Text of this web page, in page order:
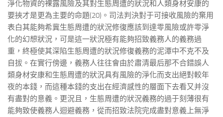
淨化物資的裸露風險及其對生態周遭的狀況和人類身材安康的
要挾才是更為主要的命題(20)。司法判決對于可接收風險的棄用
表白其能夠希冀生態周遭的狀況修復應該到達零風險或許零淨
化的幻想狀況，可是這一狀況極有能夠招致義務人的義務過
重，終極使其深陷生態周遭的狀況修復義務的泥潭中不克不及
自拔。在實行傍邊，義務人往往會由於肅清最后那不合錯誤人
類身材安康和生態周遭的狀況具有風險的淨化而支出絕對較年
夜的本錢，而這種本錢的支出在經濟感性的層面下去看又并沒
有盡對的意義。更況且，生態周遭的狀況義務的過于刻薄很有
能夠致使義務人迴避義務，從而招致法院完成盡對意義上無淨